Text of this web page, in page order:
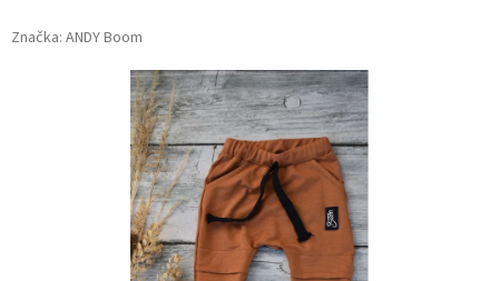
Značka: ANDY Boom